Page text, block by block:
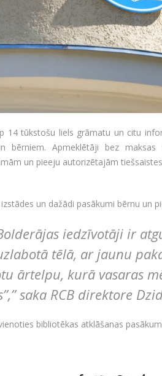
14 tūkstošu liels grāmatu un citu
bērniem. Apmeklētāji bez
un pieeju autorizētajām
un dažādi pasākumi bērnu un
iedzīvotāji ir
tēlā, ar jaunu
ārtelpu, kurā vasaras
saka RCB direktore
bibliotēkas atklāšanas